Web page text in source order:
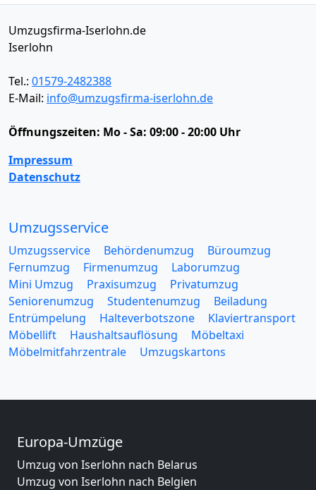
Umzugsfirma-Iserlohn.de
Iserlohn
Tel.: 01579-2482388
E-Mail: info@umzugsfirma-iserlohn.de
Öffnungszeiten: Mo - Sa: 09:00 - 20:00 Uhr
Impressum
Datenschutz
Umzugsservice
Umzugsservice Behördenumzug
Büroumzug
Fernumzug
Firmenumzug
Laborumzug
Mini Umzug
Praxisumzug
Privatumzug
Seniorenumzug
Studentenumzug
Beiladung
Entrümpelung
Halteverbotszone
Klaviertransport
Möbellift
Haushaltsauflösung
Möbeltaxi
Möbelmitfahrzentrale
Umzugskartons
Europa-Umzüge
Umzug von Iserlohn nach Belarus
Umzug von Iserlohn nach Belgien